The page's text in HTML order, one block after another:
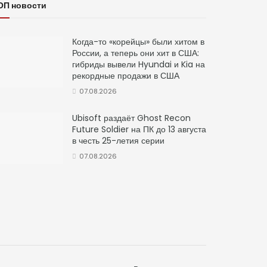
новости
Когда-то «корейцы» были хитом в
России, а теперь они хит в США:
гибриды вывели Hyundai и Kia на
рекордные продажи в США
07.08.2026
Ubisoft раздаёт Ghost Recon
Future Soldier на ПК до 13 августа
в честь 25-летия серии
07.08.2026